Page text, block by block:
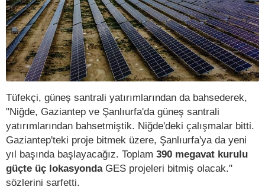
Tüfekçi, güneş santrali yatırımlarından da bahsederek,
"Niğde, Gaziantep ve Şanlıurfa'da güneş santrali
yatırımlarından bahsetmiştik. Niğde'deki çalışmalar bitti.
Gaziantep'teki proje bitmek üzere, Şanlıurfa'ya da yeni
yıl başında başlayacağız. Toplam 390 megavat kurulu
güçte üç lokasyondaGES projeleri bitmiş olacak."
sözlerini sarfetti.